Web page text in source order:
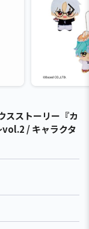
スストーリー『カ
vol.2 / キャラクタ